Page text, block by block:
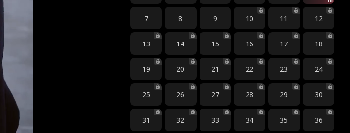
7 8 9 10 11 12
13 14 15 16 17 18
19 20 21 22 23 24
25 26 27 28 29 30
31 32 33 34 35 36